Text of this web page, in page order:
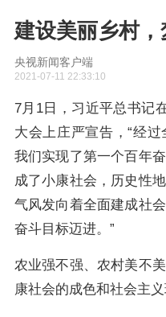
建设美丽乡村
央视新闻客户端
2021-07-11 22:33:10
7月1日，习近平总书记
大会上庄严宣告，“经
我们实现了第一个百年
成了小康社会，历史性
气风发向着全面建成社
奋斗目标迈进。”
农业强不强、农村美不
康社会的成色和社会主义